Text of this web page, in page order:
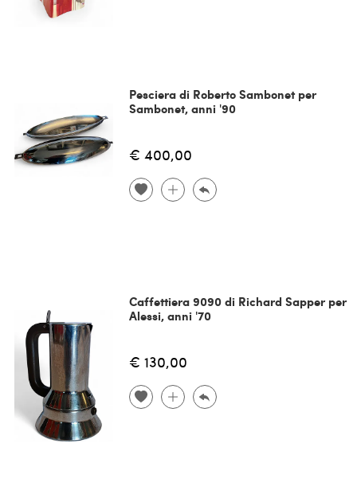
Pesciera di Roberto Sambonet per
Sambonet, anni '90
€ 400,00
Caffettiera 9090 di Richard Sapper per
Alessi, anni '70
€ 130,00